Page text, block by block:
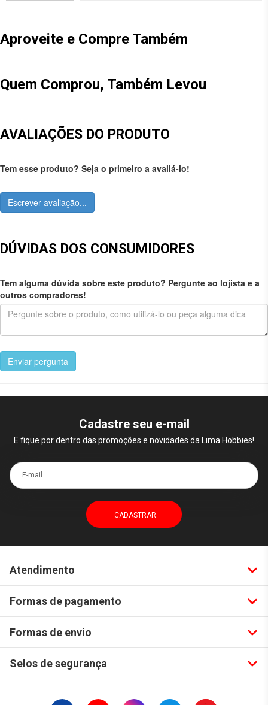
Aproveite e Compre Também
Quem Comprou, Também Levou
AVALIAÇÕES DO PRODUTO
Tem esse produto? Seja o primeiro a avaliá-lo!
Escrever avaliação...
DÚVIDAS DOS CONSUMIDORES
Tem alguma dúvida sobre este produto? Pergunte ao lojista e a
outros compradores!
Enviar pergunta
Cadastre seu e-mail
E fique por dentro das promoções e novidades da Lima Hobbies!
E-mail
Atendimento
Formas de pagamento
Formas de envio
Selos de segurança